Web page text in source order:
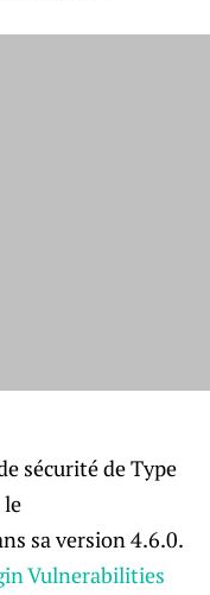
sécurité de Type
le
sa version 4.6.0.
Vulnerabilities